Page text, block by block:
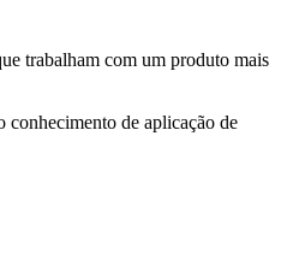
trabalham com um produto mais
conhecimento de aplicação de